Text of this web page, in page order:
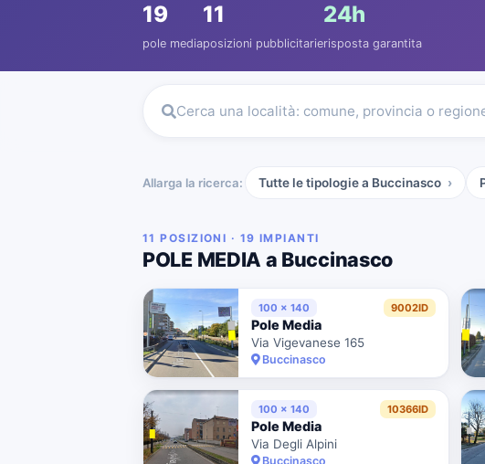
19
pole media
11
posizioni pubblicitarie
24h
risposta garantita
Cerca una località: comune, provincia o
Allarga la ricerca: Tutte le tipologie a Buccinasco
11 POSIZIONI · 19 IMPIANTI
POLE MEDIA a Buccinasco
100 x 140 9002ID
Pole Media
Via Vigevanese 165
Buccinasco
100 x 140 10366ID
Pole Media
Via Degli Alpini
Buccinasco